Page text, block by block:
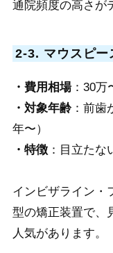
通院頻度の高さが
2-3. マウスピー
・費用相場：30万
・対象年齢：前歯
年〜）
・特徴：目立たな
インビザライン・
型の矯正装置で、
人気があります。